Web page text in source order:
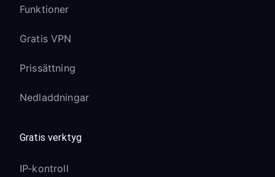
Funktioner
Gratis VPN
Prissättning
Nedladdningar
Gratis verktyg
IP-kontroll